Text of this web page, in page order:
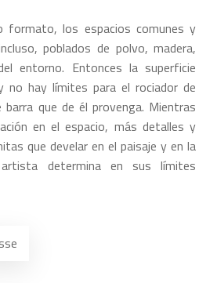
formato, los espacios comunes y
poblados de polvo, madera,
entorno. Entonces la superficie
no hay límites para el rociador de
que de él provenga. Mientras
en el espacio, más detalles y
que develar en el paisaje y en la
determina en sus límites